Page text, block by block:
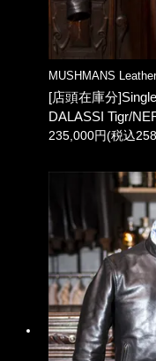
MUSHMANS Leather
[店頭在庫分
DALASSI Tigr/
235,000円(税込